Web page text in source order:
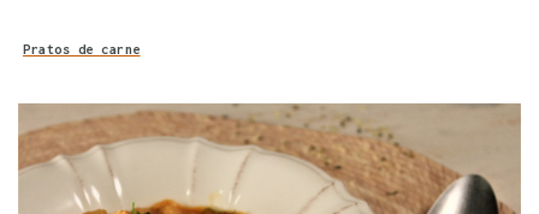
Pratos de carne